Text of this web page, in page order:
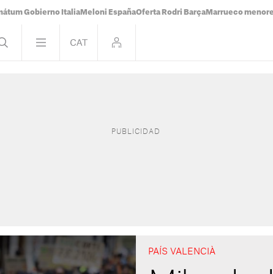
Gobierno Italia Meloni EspañaOferta Rodri Barça Marrueco
PAÍS VALENCIÀ